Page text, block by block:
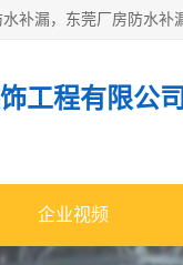
工程有限公司
企业视频